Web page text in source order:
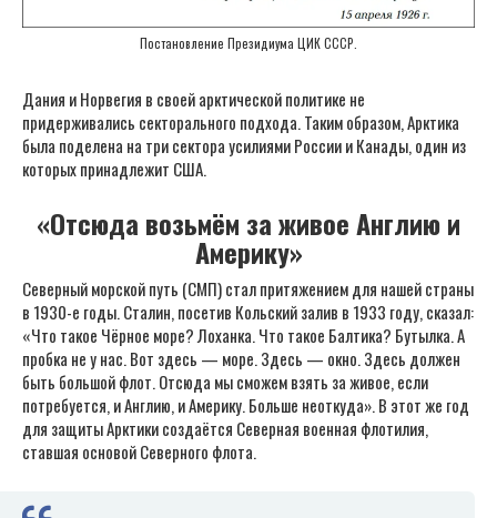
Постановление Президиума ЦИК СССР.
Дания и Норвегия в своей арктической политике не
придерживались секторального подхода. Таким образом, Арктика
была поделена на три сектора усилиями России и Канады, один из
которых принадлежит США.
«Отсюда возьмём за живое Англию и
Америку»
Северный морской путь (СМП) стал притяжением для нашей страны
в 1930-е годы. Сталин, посетив Кольский залив в 1933 году, сказал:
«Что такое Чёрное море? Лоханка. Что такое Балтика? Бутылка. А
пробка не у нас. Вот здесь — море. Здесь — окно. Здесь должен
быть большой флот. Отсюда мы сможем взять за живое, если
потребуется, и Англию, и Америку. Больше неоткуда». В этот же год
для защиты Арктики создаётся Северная военная флотилия,
ставшая основой Северного флота.